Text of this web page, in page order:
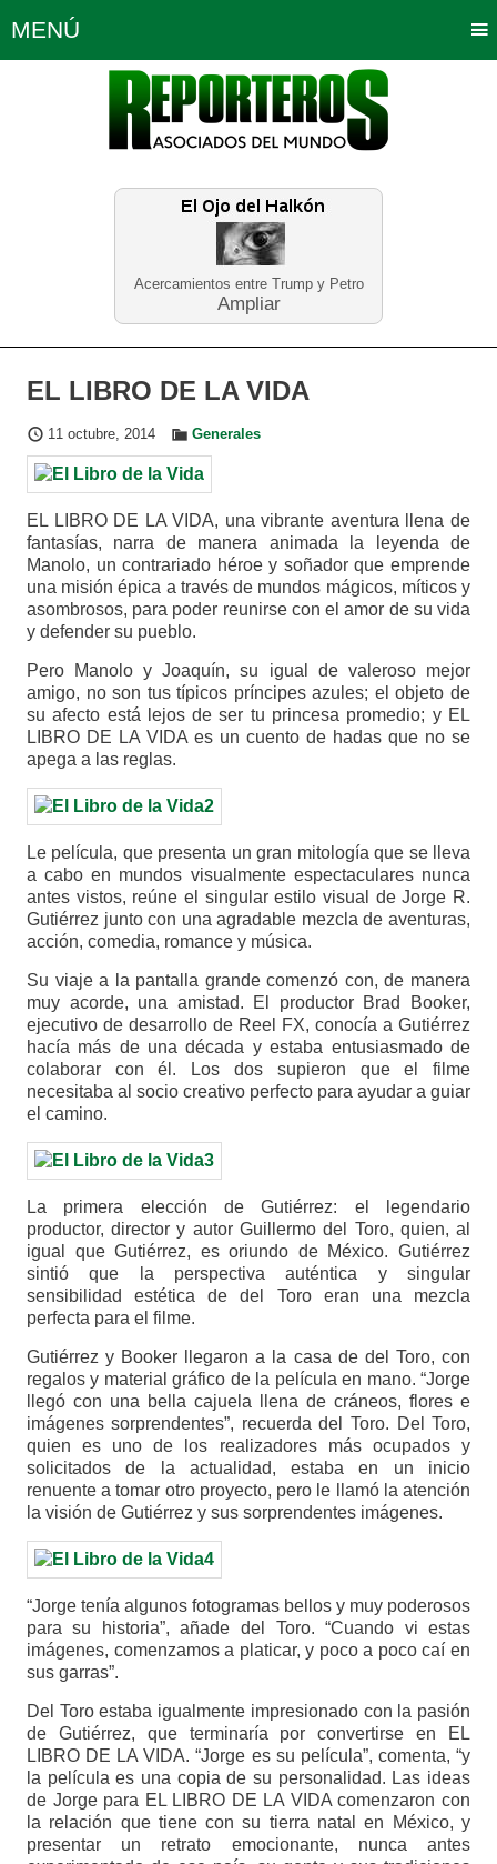
Acercamientos entre Trump y Petro
Ampliar
MENÚ
Política Opinión Bogotá
Planeta Tierra Deportes
Educación Neira
EL LIBRO DE LA VIDA
11 octubre, 2014 Generales
EL LIBRO DE LA VIDA, una vibrante aventura llena de
fantasías, narra de manera animada la leyenda de
Manolo, un contrariado héroe y soñador que emprende
una misión épica a través de mundos mágicos, míticos y
asombrosos, para poder reunirse con el amor de su vida
y defender su pueblo.
Pero Manolo y Joaquín, su igual de valeroso mejor
amigo, no son tus típicos príncipes azules; el objeto de
su afecto está lejos de ser tu princesa promedio; y EL
LIBRO DE LA VIDA es un cuento de hadas que no se
apega a las reglas.
Le película, que presenta un gran mitología que se lleva
a cabo en mundos visualmente espectaculares nunca
antes vistos, reúne el singular estilo visual de Jorge R.
Gutiérrez junto con una agradable mezcla de aventuras,
acción, comedia, romance y música.
Su viaje a la pantalla grande comenzó con, de manera
muy acorde, una amistad. El productor Brad Booker,
ejecutivo de desarrollo de Reel FX, conocía a Gutiérrez
hacía más de una década y estaba entusiasmado de
colaborar con él. Los dos supieron que el filme
necesitaba al socio creativo perfecto para ayudar a guiar
el camino.
La primera elección de Gutiérrez: el legendario
productor, director y autor Guillermo del Toro, quien, al
igual que Gutiérrez, es oriundo de México. Gutiérrez
sintió que la perspectiva auténtica y singular
sensibilidad estética de del Toro eran una mezcla
perfecta para el filme.
Gutiérrez y Booker llegaron a la casa de del Toro, con
regalos y material gráfico de la película en mano. “Jorge
llegó con una bella cajuela llena de cráneos, flores e
imágenes sorprendentes”, recuerda del Toro. Del Toro,
quien es uno de los realizadores más ocupados y
solicitados de la actualidad, estaba en un inicio
renuente a tomar otro proyecto, pero le llamó la atención
la visión de Gutiérrez y sus sorprendentes imágenes.
“Jorge tenía algunos fotogramas bellos y muy poderosos
para su historia”, añade del Toro. “Cuando vi estas
imágenes, comenzamos a platicar, y poco a poco caí en
sus garras”.
Del Toro estaba igualmente impresionado con la pasión
de Gutiérrez, que terminaría por convertirse en EL
LIBRO DE LA VIDA. “Jorge es su película”, comenta, “y
la película es una copia de su personalidad. Las ideas
de Jorge para EL LIBRO DE LA VIDA comenzaron con
la relación que tiene con su tierra natal en México, y
presentar un retrato emocionante, nunca antes